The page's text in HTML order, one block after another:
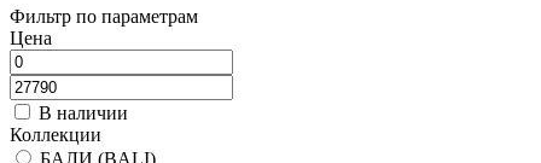
Фильтр по параметрам
Цена
В наличии
Коллекции
БАЛИ (BALI)